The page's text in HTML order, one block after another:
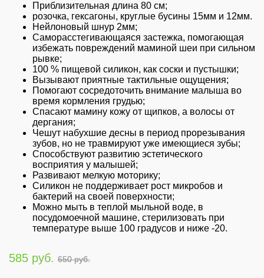
Приблизительная длина 80 см;
розочка, гексагоны, круглые бусины 15мм и 12мм.
Нейлоновый шнур 2мм;
Саморасстегивающаяся застежка, помогающая
избежать повреждений маминой шеи при сильном
рывке;
100 % пищевой силикон, как соски и пустышки;
Вызывают приятные тактильные ощущения;
Помогают сосредоточить внимание малыша во
время кормления грудью;
Спасают мамину кожу от щипков, а волосы от
дергания;
Чешут набухшие десны в период прорезывания
зубов, но не травмируют уже имеющиеся зубы;
Способствуют развитию эстетического
восприятия у малышей;
Развивают мелкую моторику;
Силикон не поддерживает рост микробов и
бактерий на своей поверхности;
Можно мыть в теплой мыльной воде, в
посудомоечной машине, стерилизовать при
температуре выше 100 градусов и ниже -20.
585 руб. 650 руб.